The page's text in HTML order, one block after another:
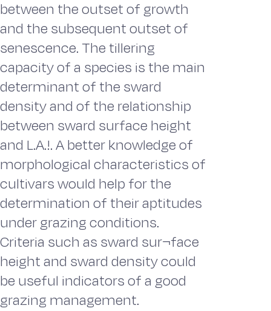
between the outset of growth
and the subsequent outset of
senescence. The tillering
capacity of a species is the main
determinant of the sward
density and of the relationship
between sward surface height
and L.A.!. A better knowledge of
morphological characteristics of
cultivars would help for the
determination of their aptitudes
under grazing conditions.
Criteria such as sward sur¬face
height and sward density could
be useful indicators of a good
grazing management.